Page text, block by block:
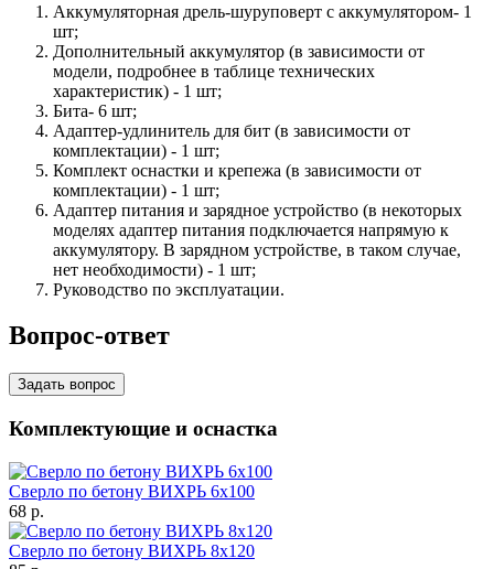
Аккумуляторная дрель-шуруповерт с аккумулятором- 1
шт;
Дополнительный аккумулятор (в зависимости от
модели, подробнее в таблице технических
характеристик) - 1 шт;
Бита- 6 шт;
Адаптер-удлинитель для бит (в зависимости от
комплектации) - 1 шт;
Комплект оснастки и крепежа (в зависимости от
комплектации) - 1 шт;
Адаптер питания и зарядное устройство (в некоторых
моделях адаптер питания подключается напрямую к
аккумулятору. В зарядном устройстве, в таком случае,
нет необходимости) - 1 шт;
Руководство по эксплуатации.
Вопрос-ответ
Задать вопрос
Комплектующие и оснастка
Сверло по бетону ВИХРЬ 6x100
68 p.
Сверло по бетону ВИХРЬ 8x120